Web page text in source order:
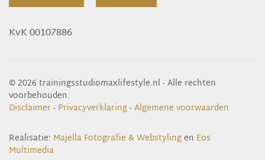
KvK 00107886
©2026 trainingsstudiomaxlifestyle.nl - Alle rechten
voorbehouden.
Disclaimer- Privacyverklaring-Algemene voorwaarden
Realisatie: Majella Fotografie & Webstylingen Eos
Multimedia